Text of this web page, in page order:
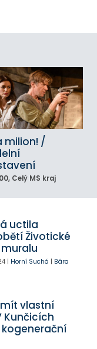
milion! /
, Celý MS kraj
uctila
Životické
| Horní Suchá | Bára
vlastní
Kunčicích